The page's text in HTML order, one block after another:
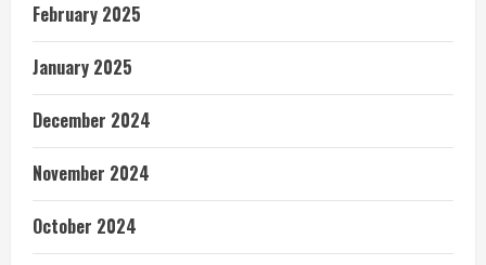
February 2025
January 2025
December 2024
November 2024
October 2024